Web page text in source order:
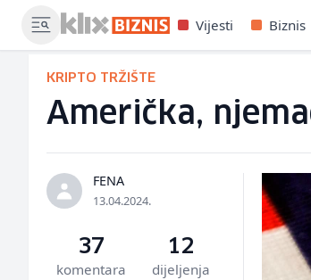
Vijesti Biznis
KRIPTO TRŽIŠTE
Američka,
FENA
13.04.2024.
37
komentara
12
dijeljenja